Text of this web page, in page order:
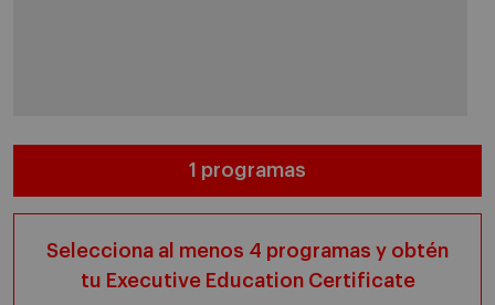
1 programas
Selecciona al menos 4 programas y obtén
tu Executive Education Certificate